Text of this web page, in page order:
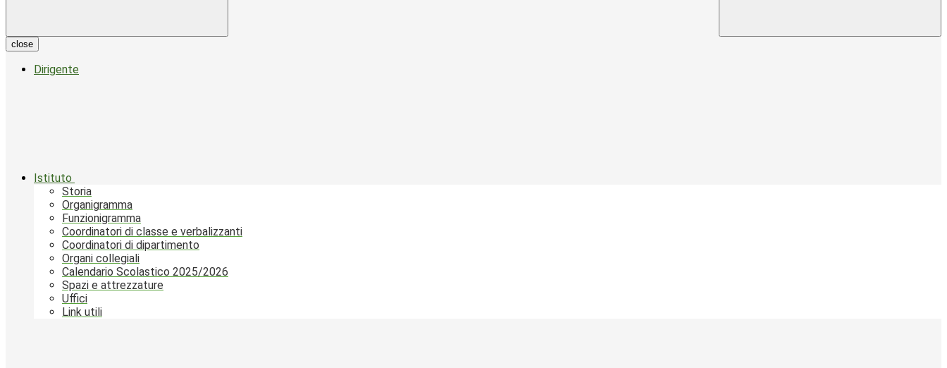
close
Dirigente
Istituto
Storia
Organigramma
Funzionigramma
Coordinatori di classe e verbalizzanti
Coordinatori di dipartimento
Organi collegiali
Calendario Scolastico 2025/2026
Spazi e attrezzature
Uffici
Link utili